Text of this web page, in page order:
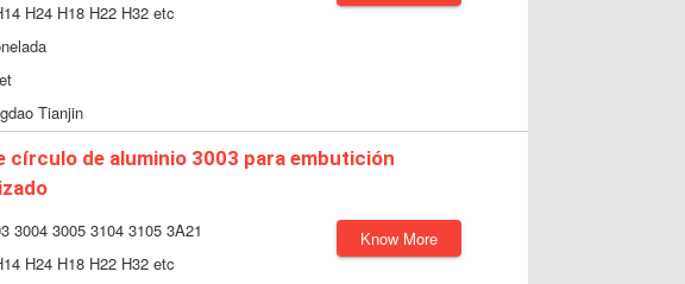
H24 H18 H22 H32 etc
Tianjin
círculo de aluminio 3003 para embutición
3004 3005 3104 3105 3A21
H24 H18 H22 H32 etc
Know More